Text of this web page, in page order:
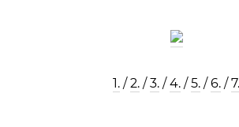
1. /2. /3. /4. /5. /6. /7.